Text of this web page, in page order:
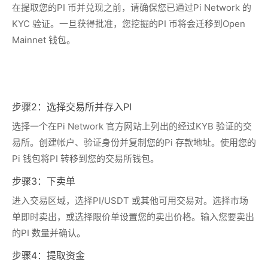
在提取您的PI 币并兑现之前，请确保您已通过Pi Network 的
KYC 验证。一旦获得批准，您挖掘的PI 币将会迁移到Open
Mainnet 钱包。
步骤2：选择交易所并存入PI
选择一个在Pi Network 官方网站上列出的经过KYB 验证的交
易所。创建帐户、验证身份并复制您的Pi 存款地址。使用您的
Pi 钱包将PI 转移到您的交易所钱包。
步骤3：下卖单
进入交易区域，选择PI/USDT 或其他可用交易对。选择市场
单即时卖出，或选择限价单设置您的卖出价格。输入您要卖出
的PI 数量并确认。
步骤4：提取资金